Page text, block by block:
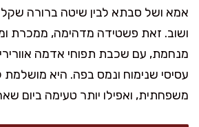
אמא ושל סבתא לבין שיטה ברורה שקל
ושוב. זאת פשטידה מדהימה, ממכרת
מנחמת, עם שכבת תפוחי אדמה
עסיסי שנימוח ונמס בפה. היא
משפחתית, ואפילו יותר טעימה ביום